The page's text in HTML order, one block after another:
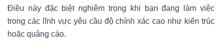
Điều này đặc biệt nghiêm trọng khi bạn đang làm việc
trong các lĩnh vực yêu cầu độ chính xác cao như kiến trúc
hoặc quảng cáo.